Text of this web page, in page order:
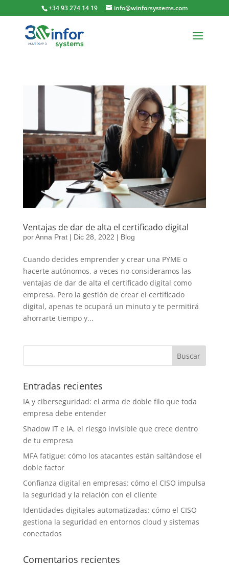
+34 93 274 14 19 info@winforsystems.com
Ventajas de dar de alta el certificado digital
porAnna Prat| Dic 28, 2022 | Blog
Cuando decides emprender y crear una PYME o
hacerte autónomos, a veces no consideramos las
ventajas de dar de alta el certificado digital como
empresa. Pero la gestión de crear el certificado
digital, apenas te ocupará un minuto y te permitirá
ahorrarte tiempo y...
Entradas recientes
IA y ciberseguridad: el arma de doble filo que toda
empresa debe entender
Shadow IT e IA, el riesgo invisible que crece dentro
de tu empresa
MFA fatigue: cómo los atacantes están saltándose el
doble factor
Confianza digital en empresas: cómo el CISO impulsa
la seguridad y la relación con el cliente
Identidades digitales automatizadas: cómo el CISO
gestiona la seguridad en entornos cloud y sistemas
conectados
Comentarios recientes